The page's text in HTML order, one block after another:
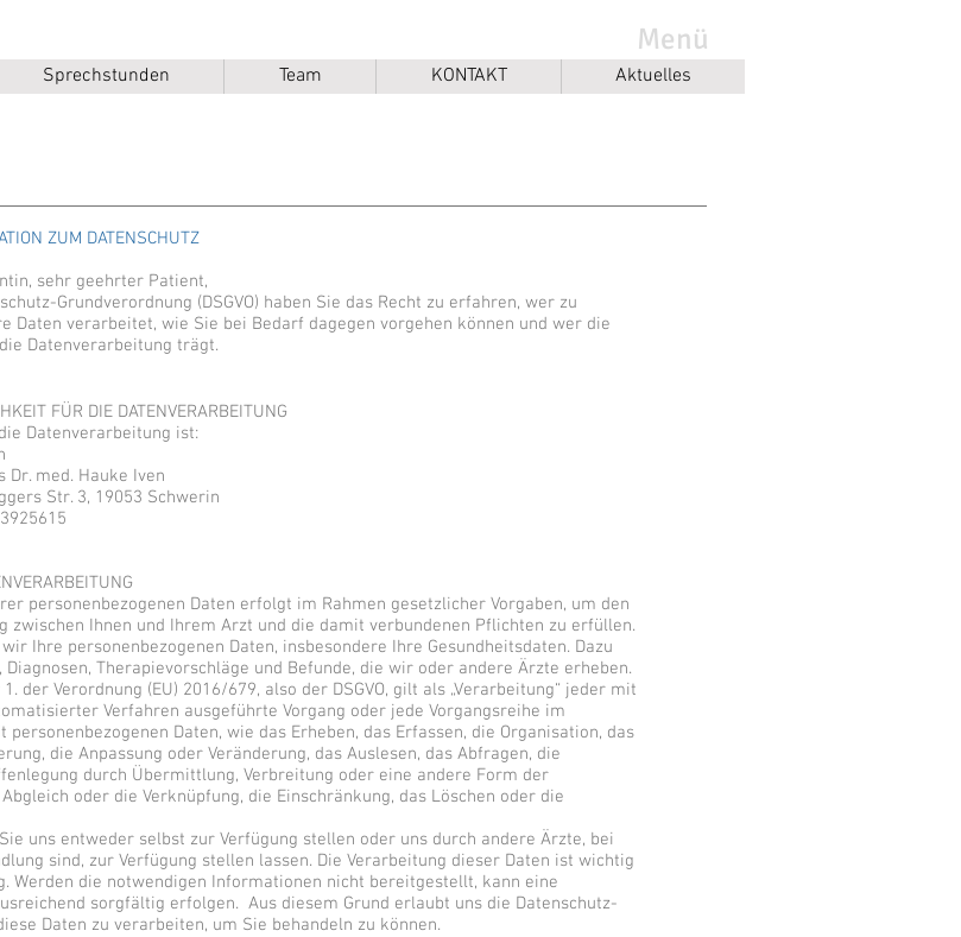
Menü
Sprechstunden Team KONTAKT Aktuelles
ZUM DATENSCHUTZ
sehr geehrter Patient,
Grundverordnung (DSGVO) haben Sie das Recht zu erfahren, wer zu
Daten verarbeitet, wie Sie bei Bedarf dagegen vorgehen können und wer die
Datenverarbeitung trägt.
FÜR DIE DATENVERARBEITUNG
Datenverarbeitung ist:
med. Hauke Iven
Str. 3, 19053 Schwerin
personenbezogenen Daten erfolgt im Rahmen gesetzlicher Vorgaben, um den
zwischen Ihnen und Ihrem Arzt und die damit verbundenen Pflichten zu erfüllen.
Ihre personenbezogenen Daten, insbesondere Ihre Gesundheitsdaten. Dazu
Diagnosen, Therapievorschläge und Befunde, die wir oder andere Ärzte erheben.
der Verordnung (EU) 2016/679, also der DSGVO, gilt als „Verarbeitung“ jeder mit
Verfahren ausgeführte Vorgang oder jede Vorgangsreihe im
personenbezogenen Daten, wie das Erheben, das Erfassen, die Organisation, das
die Anpassung oder Veränderung, das Auslesen, das Abfragen, die
durch Übermittlung, Verbreitung oder eine andere Form der
oder die Verknüpfung, die Einschränkung, das Löschen oder die
uns entweder selbst zur Verfügung stellen oder uns durch andere Ärzte, bei
sind, zur Verfügung stellen lassen. Die Verarbeitung dieser Daten ist wichtig
Werden die notwendigen Informationen nicht bereitgestellt, kann eine
sorgfältig erfolgen. Aus diesem Grund erlaubt uns die Datenschutz-
Daten zu verarbeiten, um Sie behandeln zu können.